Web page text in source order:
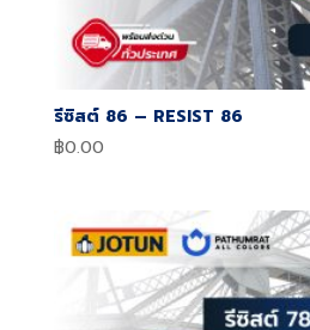
รีซิสต์ 86 – RESIST 86
฿0.00